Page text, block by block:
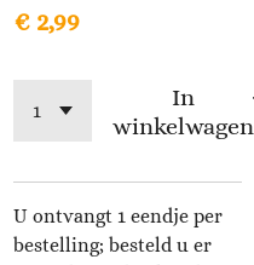
€ 2,99
In
winkelwagen
U ontvangt 1 eendje per
bestelling; besteld u er